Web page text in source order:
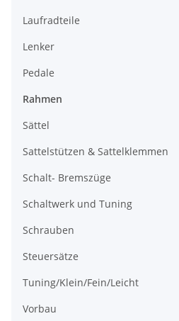
Laufradteile
Lenker
Pedale
Rahmen
Sättel
Sattelstützen & Sattelklemmen
Schalt- Bremszüge
Schaltwerk und Tuning
Schrauben
Steuersätze
Tuning/Klein/Fein/Leicht
Vorbau